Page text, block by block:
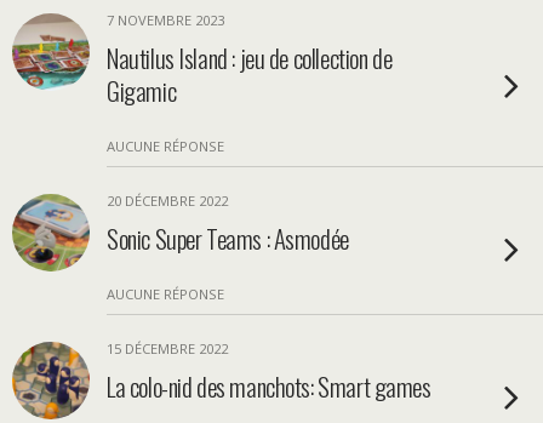
7 NOVEMBRE 2023
Nautilus Island : jeu de collection de
Gigamic
AUCUNE RÉPONSE
20 DÉCEMBRE 2022
Sonic Super Teams : Asmodée
AUCUNE RÉPONSE
15 DÉCEMBRE 2022
La colo-nid des manchots: Smart games